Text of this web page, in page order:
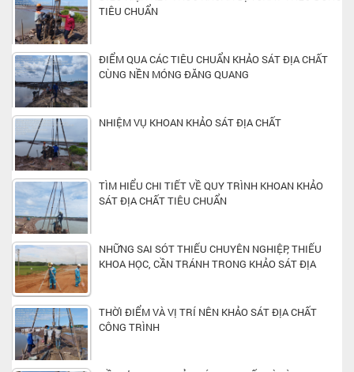
TIÊU CHUẨN
ĐIỂM QUA CÁC TIÊU CHUẨN KHẢO SÁT ĐỊA CHẤT
CÙNG NỀN MÓNG ĐĂNG QUANG
NHIỆM VỤ KHOAN KHẢO SÁT ĐỊA CHẤT
TÌM HIỂU CHI TIẾT VỀ QUY TRÌNH KHOAN KHẢO
SÁT ĐỊA CHẤT TIÊU CHUẨN
NHỮNG SAI SÓT THIẾU CHUYÊN NGHIỆP, THIẾU
KHOA HỌC, CẦN TRÁNH TRONG KHẢO SÁT ĐỊA
THỜI ĐIỂM VÀ VỊ TRÍ NÊN KHẢO SÁT ĐỊA CHẤT
CÔNG TRÌNH